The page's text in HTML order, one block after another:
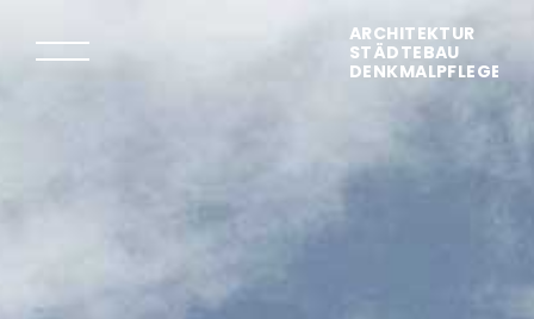
ARCHITEKTUR
STÄDTEBAU
DENKMALPFLEGE